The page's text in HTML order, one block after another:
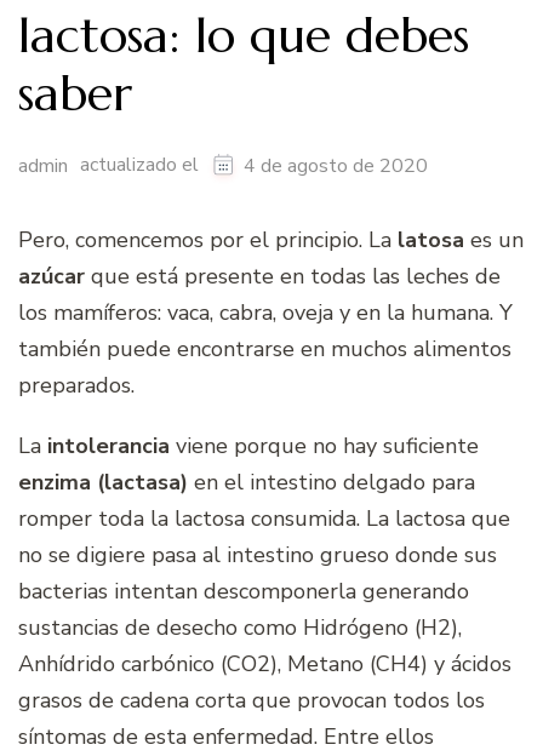
lactosa: lo que debes
saber
admin actualizado el 4 de agosto de 2020
Pero, comencemos por el principio. La latosa es un
azúcar que está presente en todas las leches de
los mamíferos: vaca, cabra, oveja y en la humana. Y
también puede encontrarse en muchos alimentos
preparados.
La intolerancia viene porque no hay suficiente
enzima (lactasa) en el intestino delgado para
romper toda la lactosa consumida. La lactosa que
no se digiere pasa al intestino grueso donde sus
bacterias intentan descomponerla generando
sustancias de desecho como Hidrógeno (H2),
Anhídrido carbónico (CO2), Metano (CH4) y ácidos
grasos de cadena corta que provocan todos los
síntomas de esta enfermedad. Entre ellos